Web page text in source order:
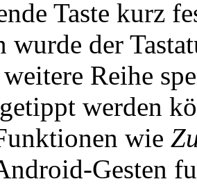
Taste kurz
wurde der
Reihe
werden
wie
Gesten